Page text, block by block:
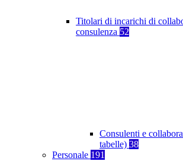
Titolari di incarichi di
consulenza 52
Consulenti e
tabelle) 38
Personale 191